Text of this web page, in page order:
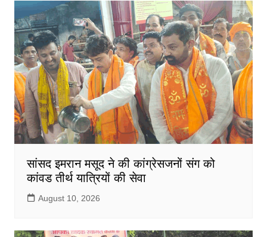
सांसद इमरान मसूद ने की कांग्रेसजनों संग को
कांवड तीर्थ यात्रियों की सेवा
August 10, 2026